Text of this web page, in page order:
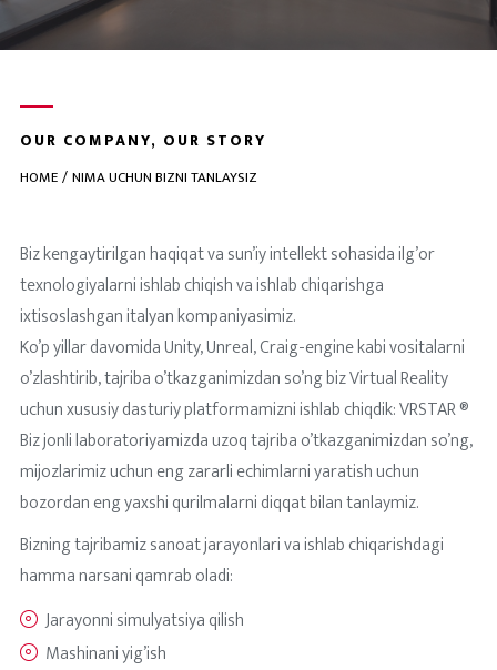
OUR COMPANY, OUR STORY
HOME NIMA UCHUN BIZNI TANLAYSIZ
Biz kengaytirilgan haqiqat va sun’iy intellekt sohasida ilg’or
texnologiyalarni ishlab chiqish va ishlab chiqarishga
ixtisoslashgan italyan kompaniyasimiz.
Ko’p yillar davomida Unity, Unreal, Craig-engine kabi vositalarni
o’zlashtirib, tajriba o’tkazganimizdan so’ng biz Virtual Reality
uchun xususiy dasturiy platformamizni ishlab chiqdik: VRSTAR ®
Biz jonli laboratoriyamizda uzoq tajriba o’tkazganimizdan so’ng,
mijozlarimiz uchun eng zararli echimlarni yaratish uchun
bozordan eng yaxshi qurilmalarni diqqat bilan tanlaymiz.
Bizning tajribamiz sanoat jarayonlari va ishlab chiqarishdagi
hamma narsani qamrab oladi:
Jarayonni simulyatsiya qilish
Mashinani yig’ish